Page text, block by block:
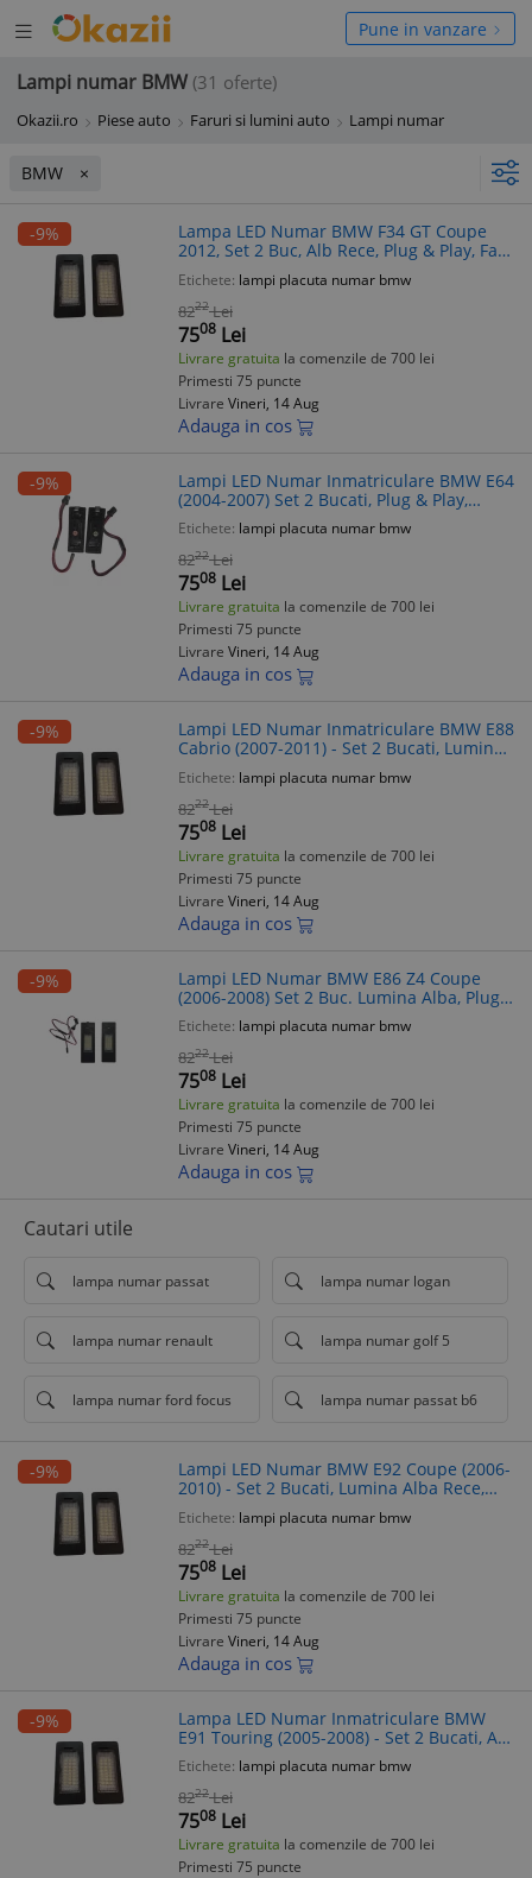
Deschide
meniul
Pune in vanzare
Lampi numar BMW (31 oferte)
Okazii.ro Piese auto Faruri si lumini auto Lampi numar
BMW
-9%
Lampa LED Numar BMW F34 GT Coupe
2012, Set 2 Buc, Alb Rece, Plug & Play, Fara
Erori
Etichete: lampi placuta numar bmw
8222 Lei
7508 Lei
Livrare gratuita la comenzile de 700 lei
Primesti 75 puncte
Livrare Vineri, 14 Aug
Adauga in cos
-9%
Lampi LED Numar Inmatriculare BMW E64
(2004-2007) Set 2 Bucati, Plug & Play,
Lumina Alba Rece
Etichete: lampi placuta numar bmw
8222 Lei
7508 Lei
Livrare gratuita la comenzile de 700 lei
Primesti 75 puncte
Livrare Vineri, 14 Aug
Adauga in cos
-9%
Lampi LED Numar Inmatriculare BMW E88
Cabrio (2007-2011) - Set 2 Bucati, Lumina
Alba Rece, Plug & Play, Fara Eroare
Etichete: lampi placuta numar bmw
8222 Lei
7508 Lei
Livrare gratuita la comenzile de 700 lei
Primesti 75 puncte
Livrare Vineri, 14 Aug
Adauga in cos
-9%
Lampi LED Numar BMW E86 Z4 Coupe
(2006-2008) Set 2 Buc. Lumina Alba, Plug
& Play, Fara Eroare
Etichete: lampi placuta numar bmw
8222 Lei
7508 Lei
Livrare gratuita la comenzile de 700 lei
Primesti 75 puncte
Livrare Vineri, 14 Aug
Adauga in cos
Cautari utile
lampa numar passat lampa numar logan
lampa numar renault lampa numar golf 5
lampa numar ford focus lampa numar passat b6
-9%
Lampi LED Numar BMW E92 Coupe (2006-
2010) - Set 2 Bucati, Lumina Alba Rece,
Plug & Play, Fara Erori
Etichete: lampi placuta numar bmw
8222 Lei
7508 Lei
Livrare gratuita la comenzile de 700 lei
Primesti 75 puncte
Livrare Vineri, 14 Aug
Adauga in cos
-9%
Lampa LED Numar Inmatriculare BMW
E91 Touring (2005-2008) - Set 2 Bucati, Alb
Rece, Plug & Play, Fara Eroare
Etichete: lampi placuta numar bmw
8222 Lei
7508 Lei
Livrare gratuita la comenzile de 700 lei
Primesti 75 puncte